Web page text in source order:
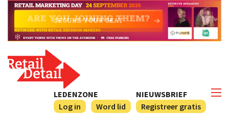
NIEUWSBRIEF
Registreer gratis
LEDENZONE
Log in
Word lid